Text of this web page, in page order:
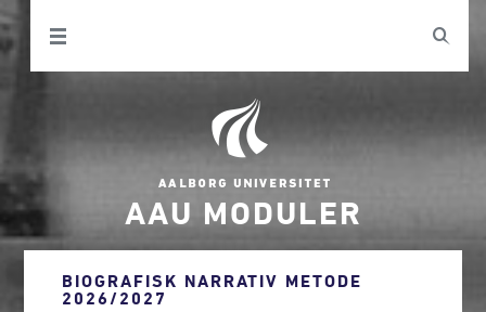
AAU MODULER
BIOGRAFISK NARRATIV METODE
2026/2027